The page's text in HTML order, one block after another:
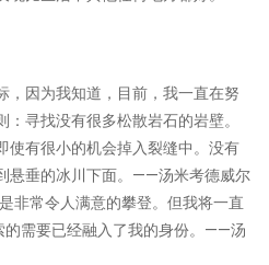
，因为我知道，目前，我一直在努
寻找没有很多松散岩石的岩壁。
使有很小的机会掉入裂缝中。没有
悬垂的冰川下面。——汤米考德威尔
常令人满意的攀登。但我将一直
需要已经融入了我的身份。——汤